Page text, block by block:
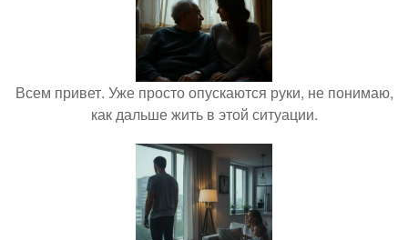
Всем привет. Уже просто опускаются руки, не понимаю,
как дальше жить в этой ситуации.